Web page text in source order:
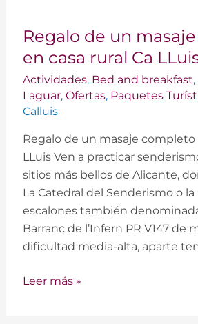
Regalo de un
en casa rural Ca
Actividades, Bed and breakfast,
Laguar, Ofertas, Paquetes
Calluis
Regalo de un masaje completo
LLuis Ven a practicar
sitios más bellos de Alicante,
La Catedral del Senderismo o
escalones también
Barranc de l’Infern PR V147 de
dificultad media-alta, aparte
de
un
completo
en
rural
Ca
LLuis
Leer más »